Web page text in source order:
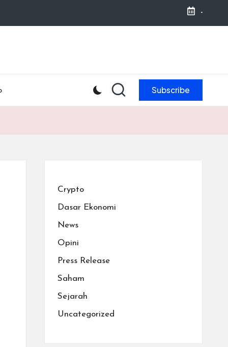
-
Subscribe
Crypto
Dasar Ekonomi
News
Opini
Press Release
Saham
Sejarah
Uncategorized